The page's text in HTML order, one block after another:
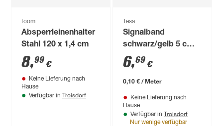
toom
Absperrleinenhalter
Stahl 120 x 1,4 cm
8,99 €
Keine Lieferung nach
Hause
Verfügbar in Troisdorf
Tesa
Signalband
schwarz/gelb 5 cm x
66 m
6,69 €
0,10 € / Meter
Keine Lieferung nach
Hause
Verfügbar in Troisdorf
Nur wenige verfügbar